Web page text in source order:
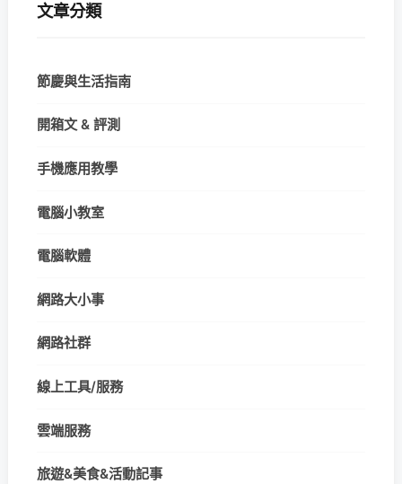
文章分類
節慶與生活指南
開箱文 & 評測
手機應用教學
電腦小教室
電腦軟體
網路大小事
網路社群
線上工具/服務
雲端服務
旅遊&美食&活動記事